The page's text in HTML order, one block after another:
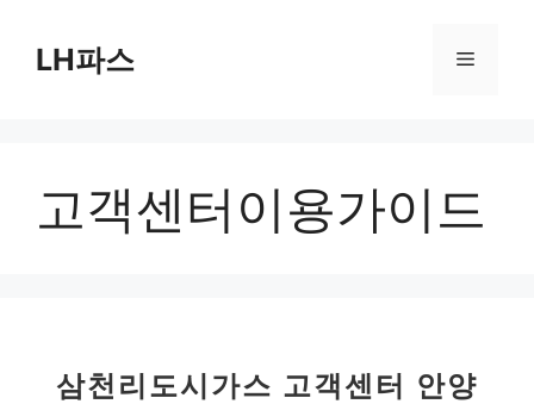
LH파스 메
고객센터이용가이드
삼천리도시가스 고객센터 안양